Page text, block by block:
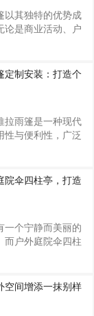
求：遮阳面积：
保遮阳篷的尺寸合
用于家庭后院、露
所，不同的环境
以其独特的优势成
论是商业活动、户
。一、生产：精
篷的生产过程严格
选材开始，就注
金框架，具有耐
帐篷在各种恶劣
采用优质的防水、
仅能有效阻挡紫外
，为你提供舒适
定制安装：打造个
拉雨篷是一种现代
性与便利性，广泛
具有操作便捷
）、可定制化程度
形状、颜色和材
需要随时调整推
尺寸定制根据安
长、宽、高。例
安装电动推拉雨篷
道的通行空间以
院伞四柱亭，打造
一个宁静而美丽的
而户外庭院伞四柱
伞四柱亭可以根
行定制。无论是现
乡村风，都能找
中，可以选择不
空间增添一抹别样